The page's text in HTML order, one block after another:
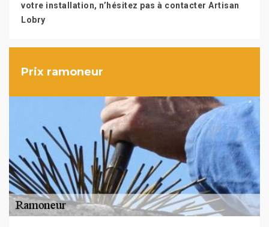
votre installation, n’hésitez pas à contacter Artisan
Lobry
Prix ramoneur